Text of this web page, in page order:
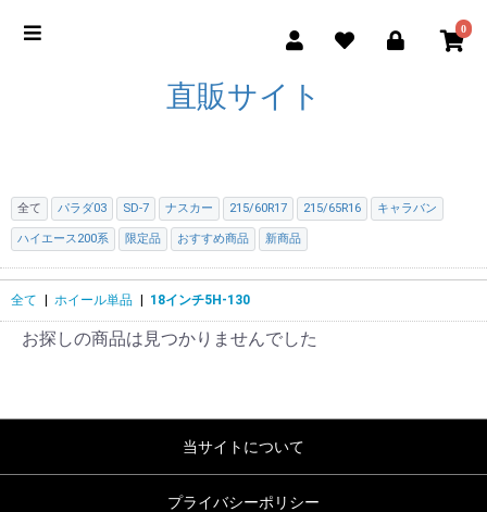
0
直販サイト
全て パラダ03 SD-7 ナスカー 215/60R17 215/65R16 キャラバン
ハイエース200系 限定品 おすすめ商品 新商品
全て ホイール単品 18インチ5H-130
お探しの商品は見つかりませんでした
当サイトについて
プライバシーポリシー